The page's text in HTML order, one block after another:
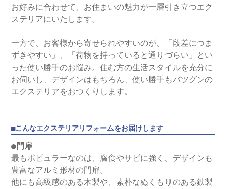
お好みに合わせて、お住まいの魅力が一層引き立つエク
ステリアにいたします。
一方で、お客様から寄せられやすいのが、「段差につま
ずきやすい」、「荷物を持っていると通りづらい」とい
った使い勝手のお悩み。 住む方の生活スタイルを充分に
お伺いし、デザインはもちろん、使い勝手もバツグンの
エクステリアをおつくりします。
■こんなエクステリアリフォームをお届けします
●門扉
最もポピュラーなのは、腐食やサビに強く、デザインも
豊富なアルミ形材の門扉。
他にも高級感のある木製や、素朴なぬくもりのある鉄製